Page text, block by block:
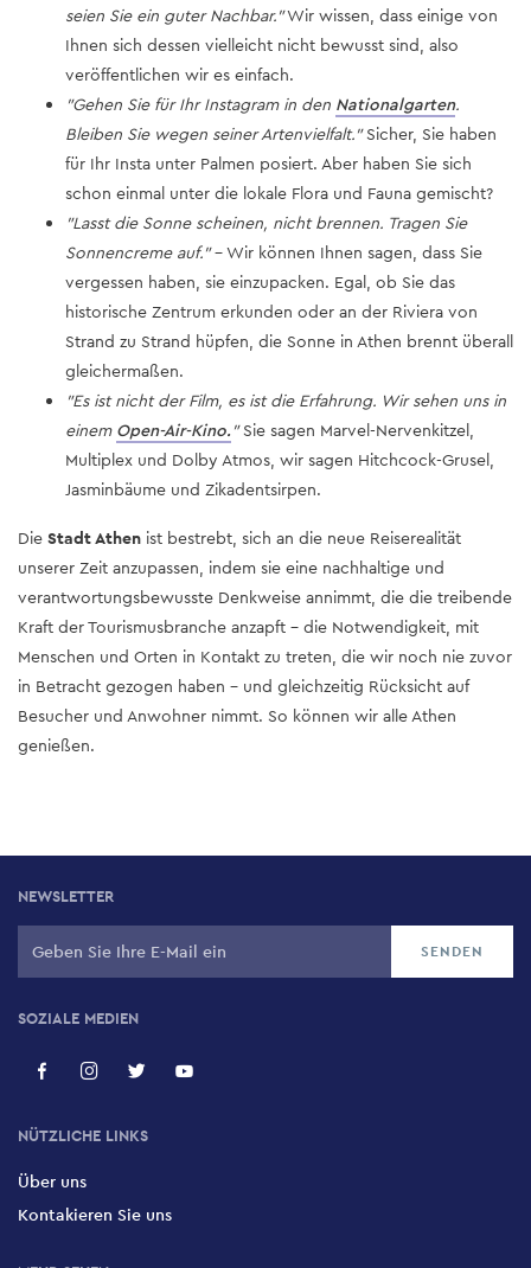
seien Sie ein guter Nachbar."Wir wissen, dass einige von
Ihnen sich dessen vielleicht nicht bewusst sind, also
veröffentlichen wir es einfach.
"Gehen Sie für Ihr Instagram in den Nationalgarten.
Bleiben Sie wegen seiner Artenvielfalt."Sicher, Sie haben
für Ihr Insta unter Palmen posiert. Aber haben Sie sich
schon einmal unter die lokale Flora und Fauna gemischt?
"Lasst die Sonne scheinen, nicht brennen. Tragen Sie
Sonnencreme auf."- Wir können Ihnen sagen, dass Sie
vergessen haben, sie einzupacken. Egal, ob Sie das
historische Zentrum erkunden oder an der Riviera von
Strand zu Strand hüpfen, die Sonne in Athen brennt überall
gleichermaßen.
"Es ist nicht der Film, es ist die Erfahrung. Wir sehen uns in
einem Open-Air-Kino."Sie sagen Marvel-Nervenkitzel,
Multiplex und Dolby Atmos, wir sagen Hitchcock-Grusel,
Jasminbäume und Zikadentsirpen.
Die Stadt Athen ist bestrebt, sich an die neue Reiserealität
unserer Zeit anzupassen, indem sie eine nachhaltige und
verantwortungsbewusste Denkweise annimmt, die die treibende
Kraft der Tourismusbranche anzapft – die Notwendigkeit, mit
Menschen und Orten in Kontakt zu treten, die wir noch nie zuvor
in Betracht gezogen haben – und gleichzeitig Rücksicht auf
Besucher und Anwohner nimmt. So können wir alle Athen
genießen.
NEWSLETTER
SOZIALE MEDIEN
NÜTZLICHE LINKS
Über uns
Kontakieren Sie uns